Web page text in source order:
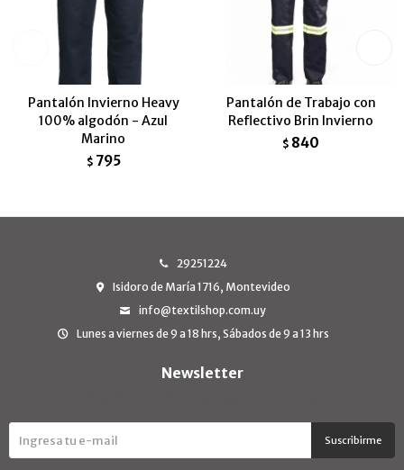
Pantalón Invierno Heavy
100% algodón - Azul
Marino
$ 795
Pantalón de Trabajo con
Reflectivo Brin Invierno
$ 840
29251224
Isidoro de María 1716, Montevideo
info@textilshop.com.uy
Lunes a viernes de 9 a 18 hrs, Sábados de 9 a 13 hrs
Newsletter
Suscribirme